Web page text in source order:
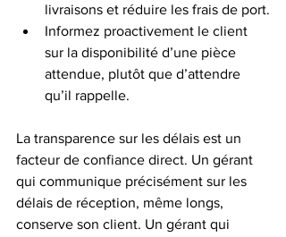
livraisons et réduire les frais de port.
Informez proactivement le client
sur la disponibilité d’une pièce
attendue, plutôt que d’attendre
qu’il rappelle.
La transparence sur les délais est un
facteur de confiance direct. Un gérant
qui communique précisément sur les
délais de réception, même longs,
conserve son client. Un gérant qui